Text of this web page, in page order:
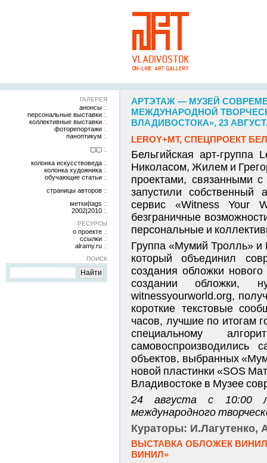
ГАЛЕРЕЯ
анонсы
персональные выставки
коллективные выставки
фоторепортажи
паноптикум
▢▢
колонка искусствоведа
колонка художника
обучающие статьи
страницы авторов
метки|tags
2002|2010
РЕСУРСЫ
о проекте
ссылки
alramy.ru
ПОИСК
АРТЭТАЖ — МУЗЕЙ
МЕЖДУНАРОДНОЙ
ВЛАДИВОСТОКА», 23
LEROY+MT, СПЕЦПРОЕКТ
Бельгийская арт-
Николасом, Жилем и
проектами, связанными
запустили собственный
сервис «Witness Your
безграничные
персональные и
Группа «Мумий Тролль» и
который объединил
создания обложки
создании обложки,
witnessyourworld.org,
короткие текстовые
часов, лучшие по итогам
специальному
объектов, выбранных
новой пластинки «SOS
Владивостоке в Музее
24 августа с 10:00
международного
Кураторы: И.Лагутенко,
ВЫСТАВКА ОБЛОЖЕК
ВИНИЛ»